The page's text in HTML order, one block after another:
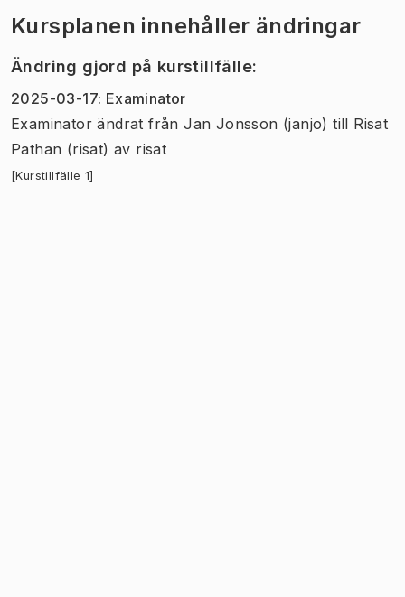
Kursplanen innehåller ändringar
Ändring gjord på kurstillfälle:
2025-03-17: Examinator
Examinator ändrat från Jan Jonsson (janjo) till Risat
Pathan (risat) av risat
[Kurstillfälle 1]